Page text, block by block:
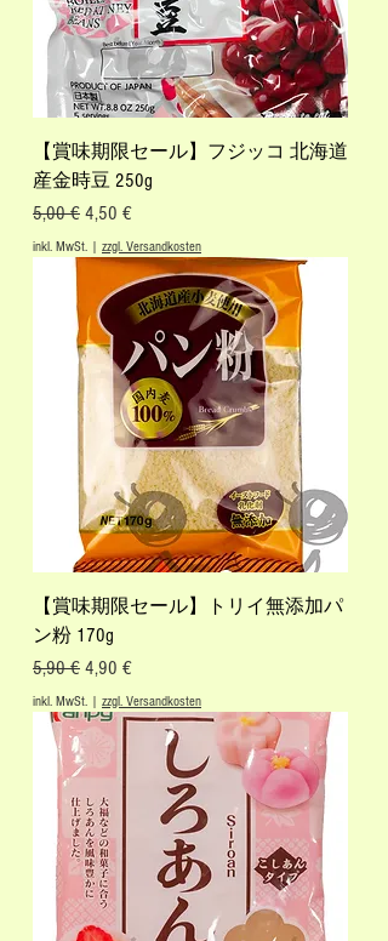
【賞味期限セール】フジッコ 北海道
産金時豆 250g
Standardpreis
5,00 € Sale-Preis
4,50 €
inkl. MwSt. | zzgl. Versandkosten
【賞味期限セール】トリイ無添加パ
ン粉 170g
Standardpreis
5,90 € Sale-Preis
4,90 €
inkl. MwSt. | zzgl. Versandkosten